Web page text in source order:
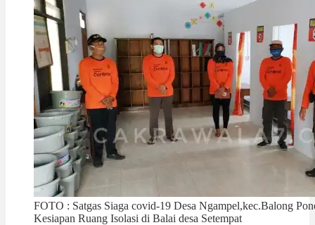
FOTO : Satgas Siaga covid-19 Desa Ngampel,kec.Balong
Kesiapan Ruang Isolasi di Balai desa Setempat